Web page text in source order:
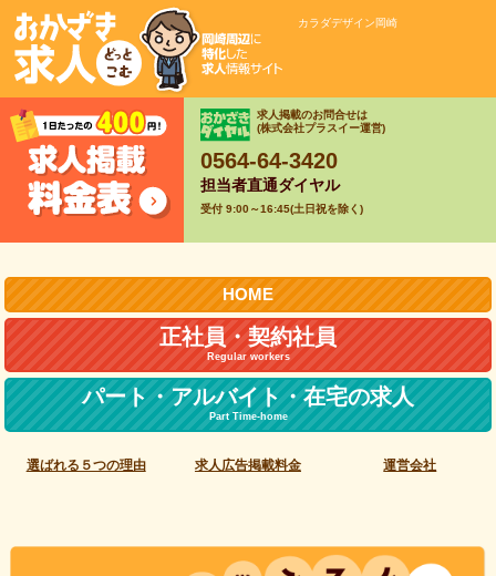
カラダデザイン岡崎
求人掲載のお問合せは
(株式会社プラスイー運営)
0564-64-3420
担当者直通ダイヤル
受付 9:00～16:45(土日祝を除く)
HOME
正社員・契約社員
Regular workers
パート・アルバイト・在宅の求人
Part Time-home
選ばれる５つの理由 求人広告掲載料金 運営会社